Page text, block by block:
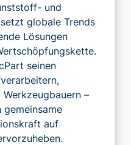
und
globale Trends
Lösungen
seinen
–
auf